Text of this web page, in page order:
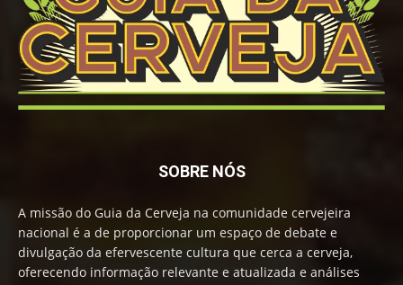
SOBRE NÓS
A missão do Guia da Cerveja na comunidade cervejeira
nacional é a de proporcionar um espaço de debate e
divulgação da efervescente cultura que cerca a cerveja,
oferecendo informação relevante e atualizada e análises